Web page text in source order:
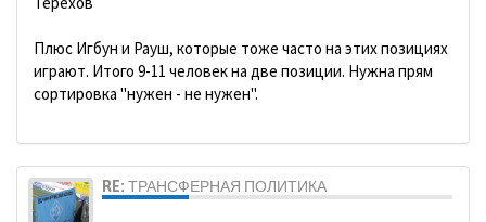
Плюс Игбун и Рауш, которые тоже часто на этих позициях
играют. Итого 9-11 человек на две позиции. Нужна прям
сортировка "нужен - не нужен".
RE: ТРАНСФЕРНАЯ ПОЛИТИКА